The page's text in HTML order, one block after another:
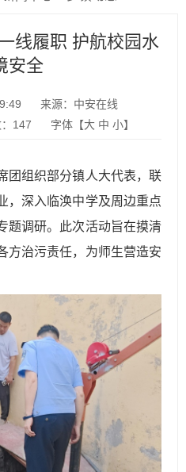
线履职 护航校园水
安全
来源：中安在线
147 字体【大 中 小】
团组织部分镇人大代表，联
，深入临涣中学及周边重点
题调研。此次活动旨在摸清
方治污责任，为师生营造安